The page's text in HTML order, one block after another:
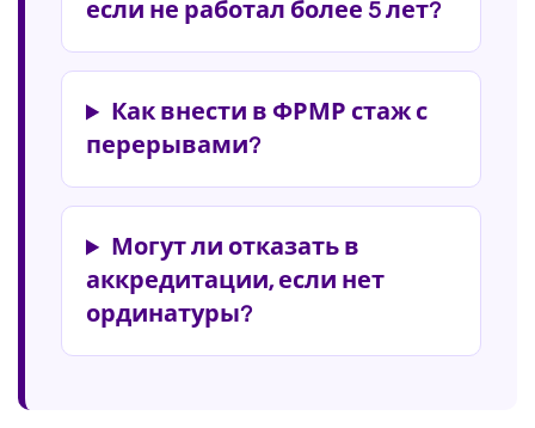
если не работал более 5 лет?
Как внести в ФРМР стаж с
перерывами?
Могут ли отказать в
аккредитации, если нет
ординатуры?